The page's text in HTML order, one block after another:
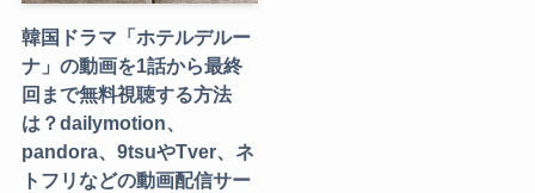
韓国ドラマ「ホテルデルー
ナ」の動画を1話から最終
回まで無料視聴する方法
は？dailymotion、
pandora、9tsuやTver、ネ
トフリなどの動画配信サー